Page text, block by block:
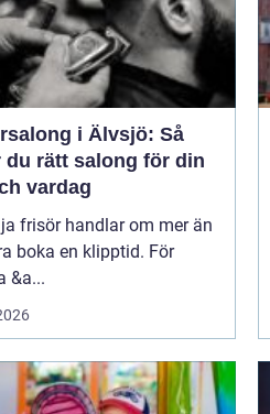
i Älvsjö: Så
du rätt salong för din
vardag
frisör handlar om mer än
boka en klipptid. För
&a...